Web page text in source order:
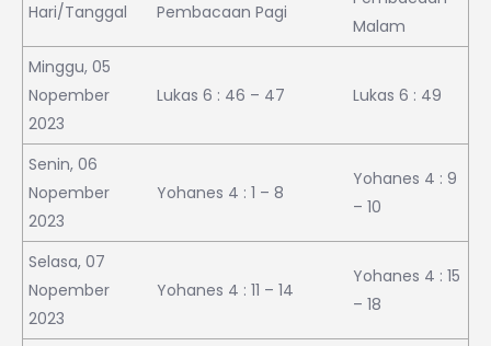
Hari/Tanggal Pembacaan Pagi
Malam
Minggu, 05
Nopember
2023
Lukas 6 : 46 – 47 Lukas 6 : 49
Senin, 06
Nopember
2023
Yohanes 4 : 1 – 8
Yohanes 4 : 9
– 10
Selasa, 07
Nopember
2023
Yohanes 4 : 11 – 14
Yohanes 4 : 15
– 18